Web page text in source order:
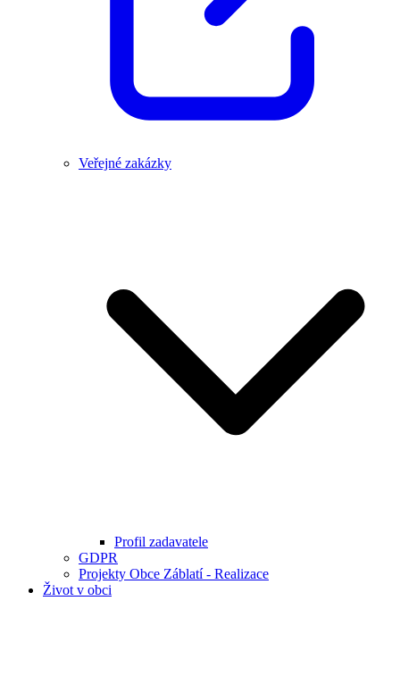
Veřejné zakázky
Profil zadavatele
GDPR
Projekty Obce Záblatí - Realizace
Život v obci